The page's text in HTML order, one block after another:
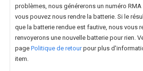
problèmes, nous générerons un numéro
vous pouvez nous rendre la batterie. Si le
que la batterie rendue est fautive, nous vous
renvoyerons une nouvelle batterie pour rien.
page Politique de retourpour plus
item.